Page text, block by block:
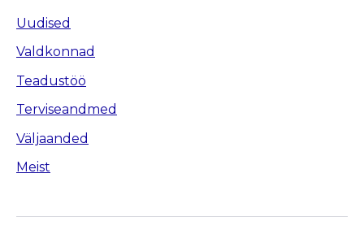
Uudised
Valdkonnad
Teadustöö
Terviseandmed
Väljaanded
Meist